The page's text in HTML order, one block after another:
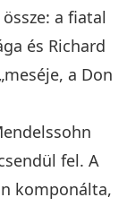
a fiatal
és Richard
a Don
fel. A
komponálta,